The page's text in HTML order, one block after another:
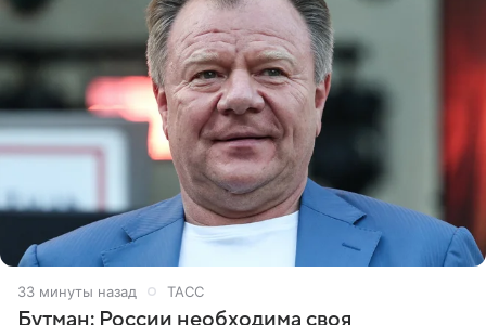
33 минуты назад ТАСС
Бутман: России необходима своя